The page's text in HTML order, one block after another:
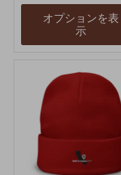
オプションを表
示